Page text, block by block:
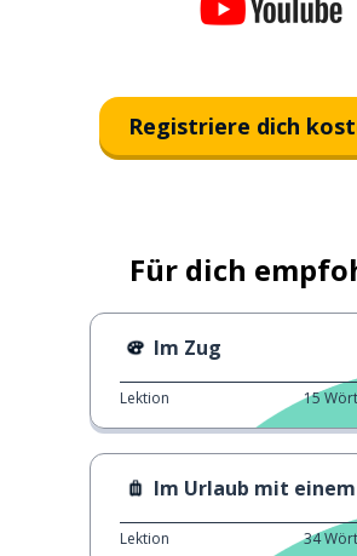
Registriere dich
Für dich
Im Zug
Lektion 15
Im Urlaub mit einem
Lektion 34